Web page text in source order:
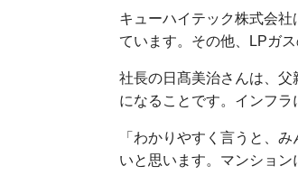
キューハイテック株式会
ています。その他、LPガ
社長の日髙美治さんは、
になることです。インフラ
「わかりやすく言うと、
いと思います。マンショ